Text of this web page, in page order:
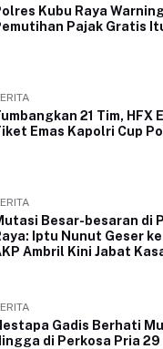
Kubu Raya
Pajak Gratis
21 Tim, HFX
Emas Kapolri Cup
Besar-besaran di
Iptu Nunut Geser
Ambril Kini Jabat
Gadis Berhati
di Perkosa Pria 29